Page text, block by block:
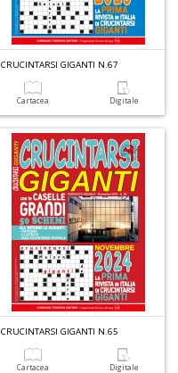
CRUCINTARSI GIGANTI N.67
Cartacea Digitale
CRUCINTARSI GIGANTI N.65
Cartacea Digitale